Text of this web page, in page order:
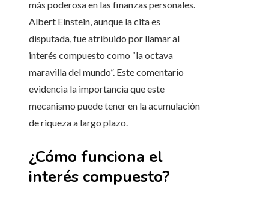
más poderosa en las finanzas personales.
Albert Einstein, aunque la cita es
disputada, fue atribuido por llamar al
interés compuesto como “la octava
maravilla del mundo”. Este comentario
evidencia la importancia que este
mecanismo puede tener en la acumulación
de riqueza a largo plazo.
¿Cómo funciona el
interés compuesto?